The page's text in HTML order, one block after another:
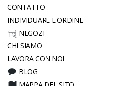
CONTATTO
INDIVIDUARE L'ORDINE
NEGOZI
CHI SIAMO
LAVORA CON NOI
BLOG